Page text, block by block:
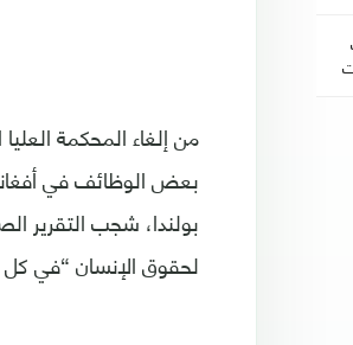
من إلغاء المحكمة
بعض الوظائف في
بولندا، شجب التقرير
لحقوق الإنسان “في